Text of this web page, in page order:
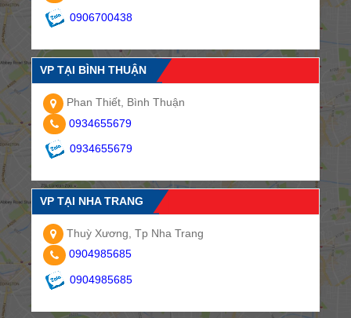
0906700438
VP TẠI BÌNH THUẬN
Phan Thiết, Bình Thuận
0934655679
0934655679
VP TẠI NHA TRANG
Thuỳ Xương, Tp Nha Trang
0904985685
0904985685